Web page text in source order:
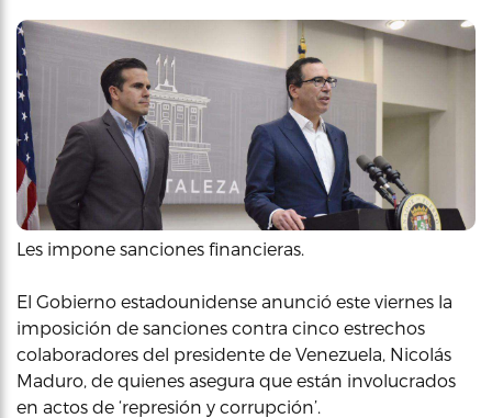
Les impone sanciones financieras.
El Gobierno estadounidense anunció este viernes la
imposición de sanciones contra cinco estrechos
colaboradores del presidente de Venezuela, Nicolás
Maduro, de quienes asegura que están involucrados
en actos de ‘represión y corrupción’.